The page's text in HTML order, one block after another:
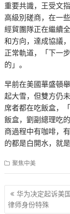
重要共識，王受文
高級別磋商，在一
經貿團隊正在繼續
和方向，達成協議
正常軌道，「下一
的」。
早前在美國華盛頓
起大雪，但雙方仍
席者都在吃飯盒，
飯盒，劉副總理吃
商過程中有咖啡，
的都是白開水，就
聚焦中美
文
章
华为决定起诉美
律师身份特殊